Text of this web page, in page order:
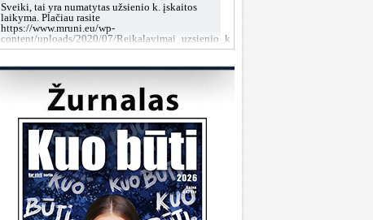
Sveiki, tai yra numatytas užsienio k. įskaitos
laikyma. Plačiau rasite
https://www.mruni.eu/wp-
content/uploads/2020/07/Reikalavimai_uzsienio_kalbos_iskaitai_2018.pdf
MRU konsultacijos
Konsultuoja Lietuvos sveikatos mokslų
Laba diena, tokiu klausimu rekomenduojame po
sutarties pasirašymo kreiptis į dekanatą prieš
grupių suformavimą arba teikti prašymą dėl
grupės keitimo, kai grupės jau bus aiškios.
LSMU SRT
Konsultuoja Klaipėdos valstybinė kolegija
Laba diena, taip, galite susisiekti su mumis šiais
kontaktais:
https://www.kvk.lt/stojantiesiems/priemimas-i-